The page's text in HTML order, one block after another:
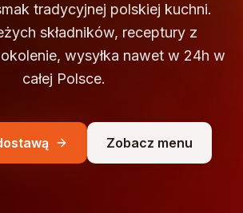
tradycyjnej polskiej kuchni.
składników, receptury z
wysyłka nawet w 24h w
całej Polsce.
Zobacz menu